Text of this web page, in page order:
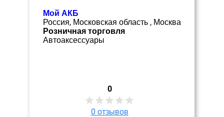
Мой АКБ
Россия, Московская область , Москва
Розничная торговля
Автоаксессуары
0
0 отзывов